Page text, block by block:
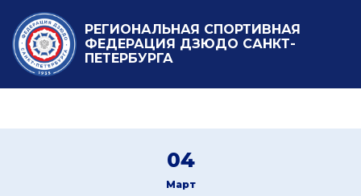
РЕГИОНАЛЬНАЯ СПОРТИВНАЯ
ФЕДЕРАЦИЯ ДЗЮДО САНКТ-
ПЕТЕРБУРГА
04
Март